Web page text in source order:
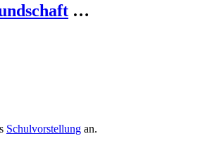
…
Schul­vor­stellung an.